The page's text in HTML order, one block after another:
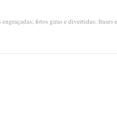
fotos giras e divertidas;